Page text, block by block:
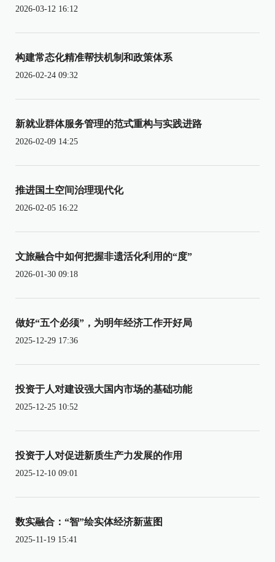
2026-03-12 16:12
构建常态化精准帮扶机制和政策体系
2026-02-24 09:32
新就业群体服务管理的范式重构与实践进路
2026-02-09 14:25
推进国土空间治理现代化
2026-02-05 16:22
文旅融合中如何把握非遗活化利用的“度”
2026-01-30 09:18
做好“五个必须”，为明年经济工作开好局
2025-12-29 17:36
投资于人对建设强大国内市场的基础功能
2025-12-25 10:52
投资于人对促进新质生产力发展的作用
2025-12-10 09:01
数实融合：“智”绘实体经济新蓝图
2025-11-19 15:41